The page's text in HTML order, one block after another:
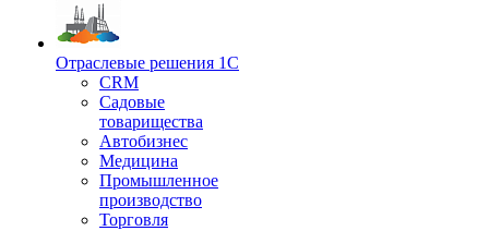
Отраслевые решения 1С
CRM
Садовые
товарищества
Автобизнес
Медицина
Промышленное
производство
Торговля